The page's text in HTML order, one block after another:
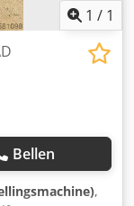
1 / 1
Bellen
,